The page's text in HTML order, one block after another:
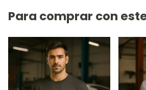
Para comprar con